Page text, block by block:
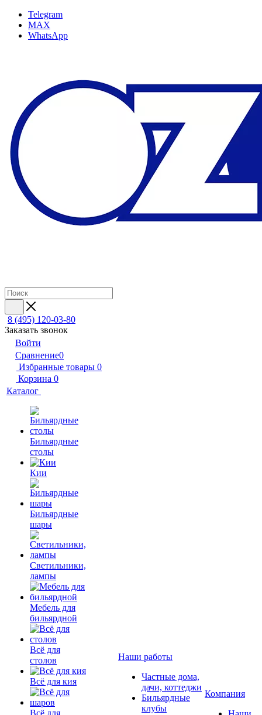
Telegram
MAX
WhatsApp
8 (495) 120-03-80
Заказать звонок
Войти
Сравнение0
Избранные товары 0
Корзина 0
Каталог
Бильярдные
столы
Кии
Бильярдные
шары
Светильники,
лампы
Мебель для
бильярдной
Всё для
столов
Всё для кия
Всё для
Наши работы
Частные дома,
дачи, коттеджи
Бильярдные
клубы
Компания